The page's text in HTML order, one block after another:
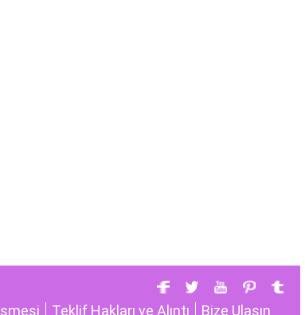
Teklif Hakları ve Alıntı Bize Ulaşın